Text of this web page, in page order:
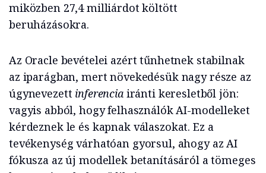
miközben 27,4 milliárdot költött
beruházásokra.
Az Oracle bevételei azért tűnhetnek stabilnak
az iparágban, mert növekedésük nagy része az
úgynevezett inferenciairánti keresletből jön:
vagyis abból, hogy felhasználók AI-modelleket
kérdeznek le és kapnak válaszokat. Ez a
tevékenység várhatóan gyorsul, ahogy az AI
fókusza az új modellek betanításáról a tömeges